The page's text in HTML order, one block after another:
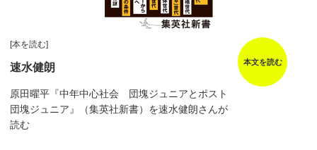
[本を読む]
速水健朗
原田曜平『中年中心社会 団塊ジュニアとポスト
団塊ジュニア』（集英社新書）を速水健朗さんが
読む
本文を読む